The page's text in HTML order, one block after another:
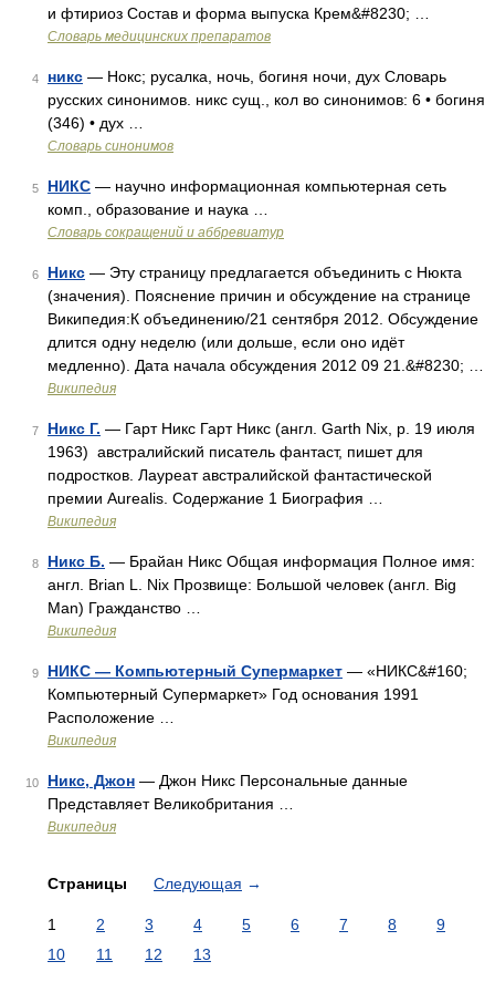
и фтириоз Состав и форма выпуска Крем&#8230; …
Словарь медицинских препаратов
4 никс — Нокс; русалка, ночь, богиня ночи, дух Словарь
русских синонимов. никс сущ., кол во синонимов: 6 • богиня
(346) • дух …
Словарь синонимов
5 НИКС — научно информационная компьютерная сеть
комп., образование и наука …
Словарь сокращений и аббревиатур
6 Никс — Эту страницу предлагается объединить с Нюкта
(значения). Пояснение причин и обсуждение на странице
Википедия:К объединению/21 сентября 2012. Обсуждение
длится одну неделю (или дольше, если оно идёт
медленно). Дата начала обсуждения 2012 09 21.&#8230; …
Википедия
7 Никс Г. — Гарт Никс Гарт Никс (англ. Garth Nix, р. 19 июля
1963) австралийский писатель фантаст, пишет для
подростков. Лауреат австралийской фантастической
премии Aurealis. Содержание 1 Биография …
Википедия
8 Никс Б. — Брайан Никс Общая информация Полное имя:
англ. Brian L. Nix Прозвище: Большой человек (англ. Big
Man) Гражданство …
Википедия
9 НИКС — Компьютерный Супермаркет — «НИКС&#160;
Компьютерный Супермаркет» Год основания 1991
Расположение …
Википедия
10 Никс, Джон — Джон Никс Персональные данные
Представляет Великобритания …
Википедия
Страницы Следующая →
1 2 3 4 5 6 7 8
9
10
11 12 13